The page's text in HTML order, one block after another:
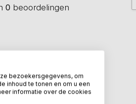
0 beoordelingen
bezoekersgegevens, om
inhoud te tonen en om u een
informatie over de cookies